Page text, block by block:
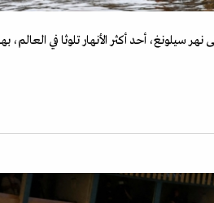
أحد أكثر الأنهار تلوثا في